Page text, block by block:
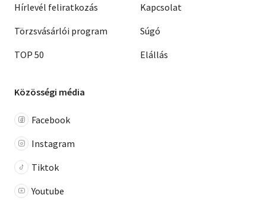
Hírlevél feliratkozás
Törzsvásárlói program
TOP 50
Kapcsolat
Súgó
Elállás
Közösségi média
Facebook
Instagram
Tiktok
Youtube